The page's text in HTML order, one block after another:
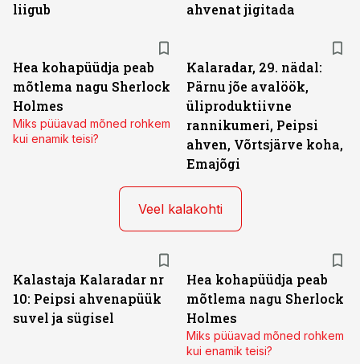
liigub
ahvenat jigitada
Hea kohapüüdja peab
mõtlema nagu Sherlock
Holmes
Miks püüavad mõned rohkem
kui enamik teisi?
Kalaradar, 29. nädal:
Pärnu jõe avalöök,
üliproduktiivne
rannikumeri, Peipsi
ahven, Võrtsjärve koha,
Emajõgi
Veel kalakohti
Kalastaja Kalaradar nr
10: Peipsi ahvenapüük
suvel ja sügisel
Hea kohapüüdja peab
mõtlema nagu Sherlock
Holmes
Miks püüavad mõned rohkem
kui enamik teisi?